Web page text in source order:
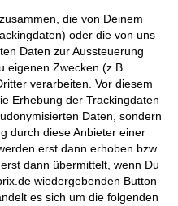
SALE
Long-Top aus Baumwoll-Mix mit
Crash-Effekt
CHF 6,95
CHF 15,95
die von Deinem
oder die von uns
Daten zur Aussteuerung
eigenen Zwecken (z.B.
verarbeiten. Vor diesem
Erhebung der Trackingdaten
Daten, sondern
durch diese Anbieter einer
erst dann erhoben bzw.
dann übermittelt, wenn Du
wiedergebenden Button
es sich um die folgenden